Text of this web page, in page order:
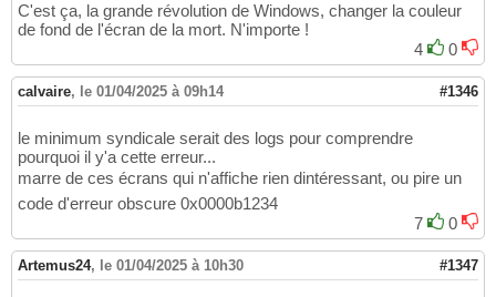
C'est ça, la grande révolution de Windows, changer la couleur
de fond de l'écran de la mort. N'importe !
4
0
calvaire, le 01/04/2025 à 09h14 #1346
le minimum syndicale serait des logs pour comprendre
pourquoi il y'a cette erreur...
marre de ces écrans qui n'affiche rien dintéressant, ou pire un
code d'erreur obscure 0x0000b1234
7
0
Artemus24, le 01/04/2025 à 10h30 #1347